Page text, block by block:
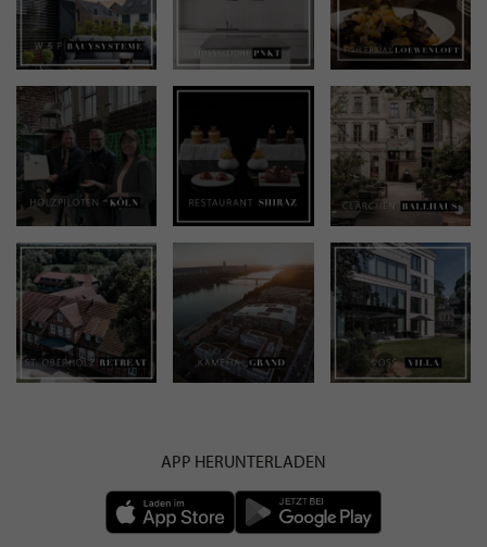
APP HERUNTERLADEN